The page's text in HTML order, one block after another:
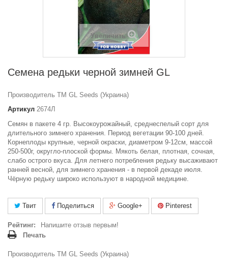
Увеличить
Семена редьки черной зимней GL
Производитель ТМ GL Seeds (Украина)
Артикул 2674Л
Семян в пакете 4 гр. Высокоурожайный, среднеспелый сорт для
длительного зимнего хранения. Период вегетации 90-100 дней.
Корнеплоды крупные, черной окраски, диаметром 9-12см, массой
250-500г, округло-плоской формы. Мякоть белая, плотная, сочная,
слабо острого вкуса. Для летнего потребления редьку высаживают
ранней весной, для зимнего хранения - в первой декаде июля.
Чёрную редьку широко используют в народной медицине.
Твит Поделиться Google+ Pinterest
Рейтинг:
Напишите отзыв первым!
Печать
Производитель ТМ GL Seeds (Украина)